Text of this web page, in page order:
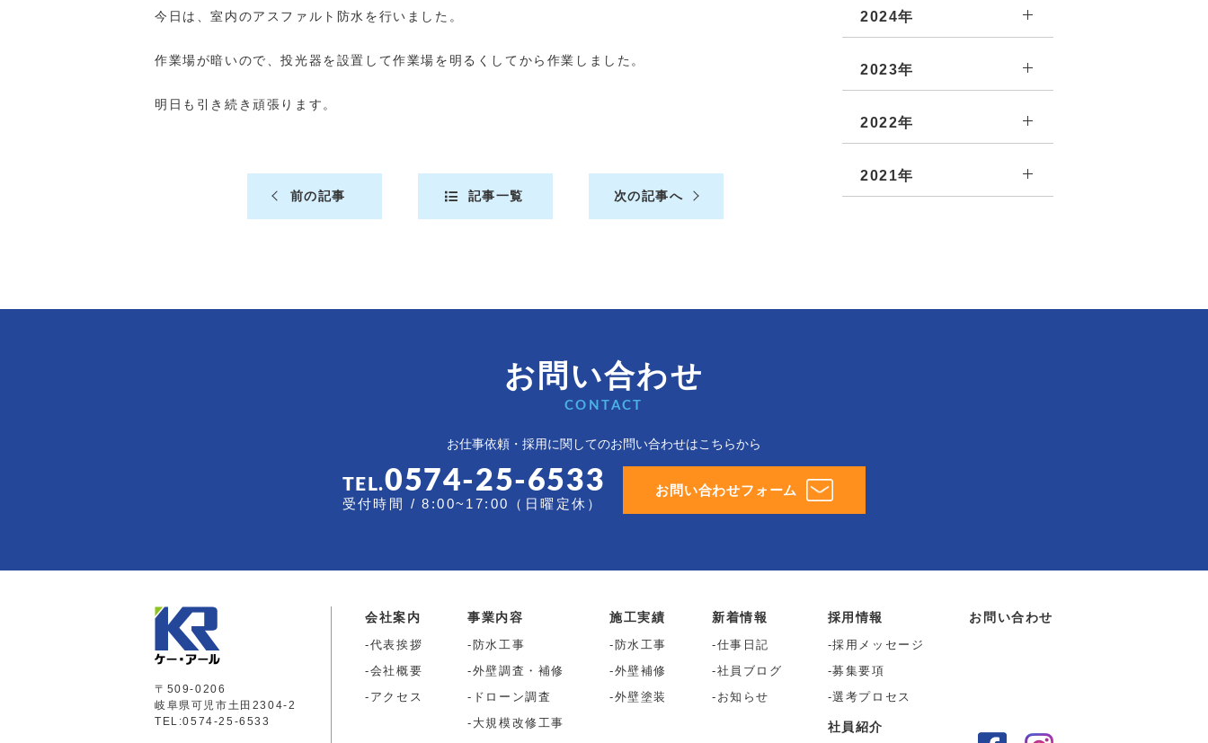
今日は、室内のアスファルト防水を行いました。
作業場が暗いので、投光器を設置して作業場を明るくしてから作業しました。
明日も引き続き頑張ります。
前の記事 記事一覧 次の記事へ
2024年
2023年
2022年
2021年
お問い合わせ
CONTACT
お仕事依頼・採用に関してのお問い合わせはこちらから
TEL.0574-25-6533
受付時間 / 8:00~17:00（日曜定休）
お問い合わせフォーム
〒509-0206
岐阜県可児市土田2304-2
TEL:0574-25-6533
会社案内
代表挨拶
会社概要
アクセス
事業内容
防水工事
外壁調査・補修
ドローン調査
大規模改修工事
施工実績
防水工事
外壁補修
外壁塗装
新着情報
仕事日記
社員ブログ
お知らせ
採用情報
採用メッセージ
募集要項
選考プロセス
社員紹介
お問い合わせ